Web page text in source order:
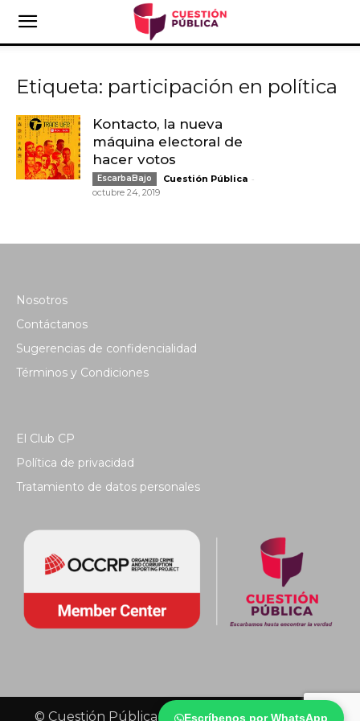
Escríbenos por WhatsApp
Etiqueta: participación en política
Kontacto, la nueva
máquina electoral de
hacer votos
EscarbaBajo Cuestión Pública -
octubre 24, 2019
Nosotros
Contáctanos
Sugerencias de confidencialidad
Términos y Condiciones
El Club CP
Política de privacidad
Tratamiento de datos personales
© Cuestión Pública 2018 - Todos los derechos